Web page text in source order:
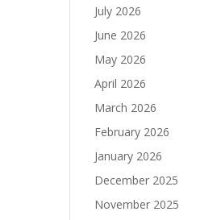
July 2026
June 2026
May 2026
April 2026
March 2026
February 2026
January 2026
December 2025
November 2025